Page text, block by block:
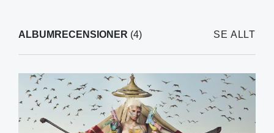
ALBUMRECENSIONER (4) SE ALLT